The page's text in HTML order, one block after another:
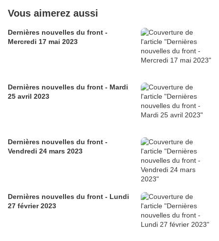
Vous aimerez aussi
Dernières nouvelles du front -
Mercredi 17 mai 2023
Dernières nouvelles du front - Mardi
25 avril 2023
Dernières nouvelles du front -
Vendredi 24 mars 2023
Dernières nouvelles du front - Lundi
27 février 2023